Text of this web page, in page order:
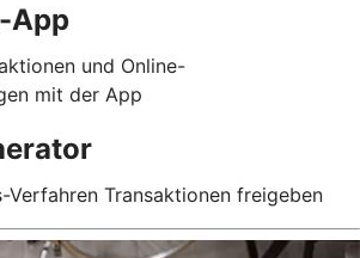
App
und Online-
mit der App
Verfahren Transaktionen freigeben